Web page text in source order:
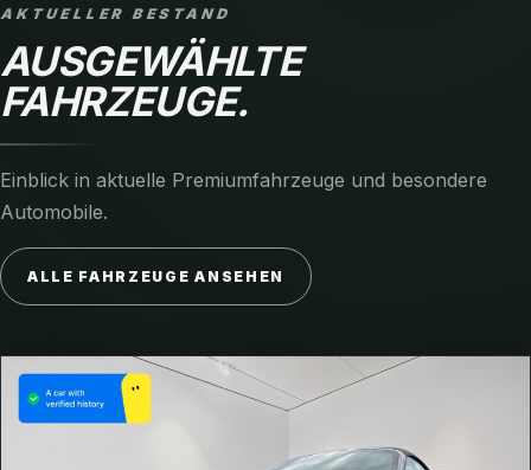
AKTUELLER BESTAND
AUSGEWÄHLTE
FAHRZEUGE.
Einblick in aktuelle Premiumfahrzeuge und besondere
Automobile.
ALLE FAHRZEUGE ANSEHEN